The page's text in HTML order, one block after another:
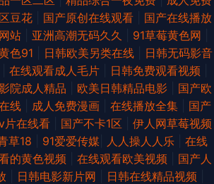
豆花 国产原创在线观看
国产在线播放
站 亚洲高潮无码久久 91草莓黄色网
色91 日韩欧美另类在线
日韩无码影音
在线观看成人毛片 日韩免费观看视频
院成人精品 欧美日韩精品电影
国产欧
线 成人免费漫画 在线播放全集
国产
片在线看 国产不卡1区
伊人网草莓视频
草18 91爱爱传媒 人人操人人乐
在线
的黄色视频 在线观看欧美视频
国产人
日韩电影新片网 日韩在线精品视频